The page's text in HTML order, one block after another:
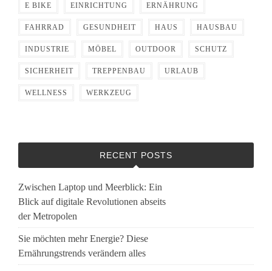
E BIKE EINRICHTUNG ERNÄHRUNG
FAHRRAD GESUNDHEIT HAUS HAUSBAU
INDUSTRIE MÖBEL OUTDOOR SCHUTZ
SICHERHEIT TREPPENBAU URLAUB
WELLNESS WERKZEUG
RECENT POSTS
Zwischen Laptop und Meerblick: Ein
Blick auf digitale Revolutionen abseits
der Metropolen
Sie möchten mehr Energie? Diese
Ernährungstrends verändern alles